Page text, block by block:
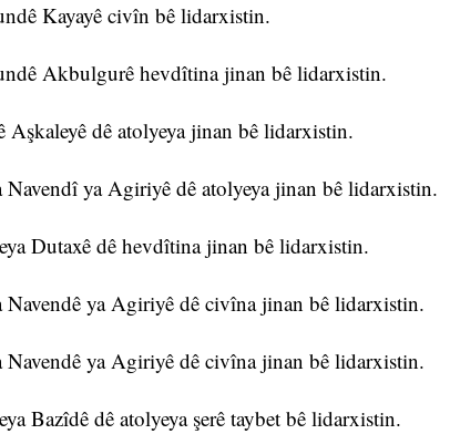
Kayayê civîn bê lidarxistin.
Akbulgurê hevdîtina jinan bê lidarxistin.
dê atolyeya jinan bê lidarxistin.
ya Agiriyê dê atolyeya jinan bê lidarxistin.
Dutaxê dê hevdîtina jinan bê lidarxistin.
ya Agiriyê dê civîna jinan bê lidarxistin.
ya Agiriyê dê civîna jinan bê lidarxistin.
Bazîdê dê atolyeya şerê taybet bê lidarxistin.